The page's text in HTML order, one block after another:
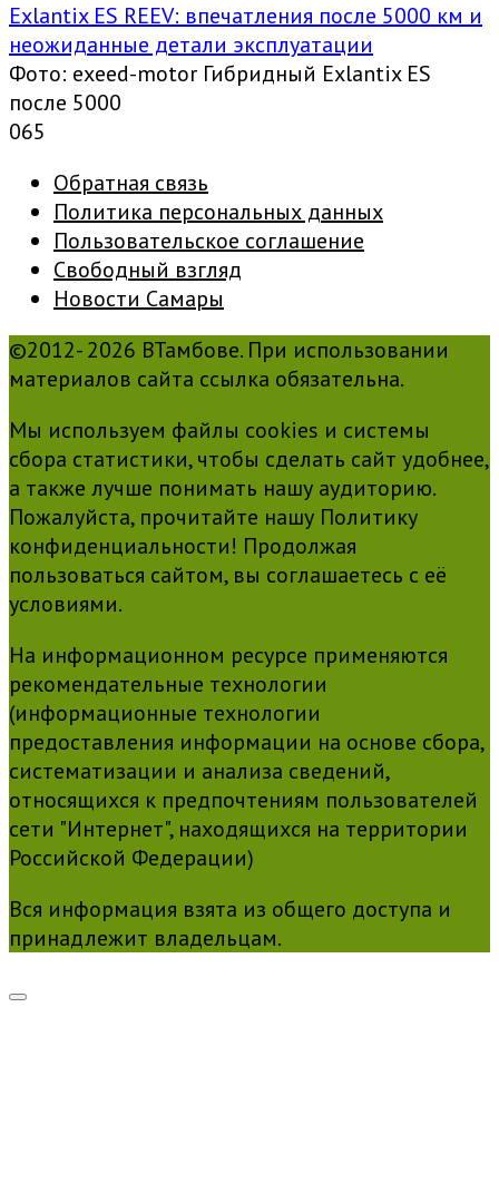
Exlantix ES REEV: впечатления после 5000 км и
неожиданные детали эксплуатации
Фото: exeed-motor Гибридный Exlantix ES
после 5000
065
Обратная связь
Политика персональных данных
Пользовательское соглашение
Свободный взгляд
Новости Самары
©2012- 2026 ВТамбове. При использовании
материалов сайта ссылка обязательна.
Мы используем файлы cookies и системы
сбора статистики, чтобы сделать сайт удобнее,
а также лучше понимать нашу аудиторию.
Пожалуйста, прочитайте нашу Политику
конфиденциальности! Продолжая
пользоваться сайтом, вы соглашаетесь с её
условиями.
На информационном ресурсе применяются
рекомендательные технологии
(информационные технологии
предоставления информации на основе сбора,
систематизации и анализа сведений,
относящихся к предпочтениям пользователей
сети "Интернет", находящихся на территории
Российской Федерации)
Вся информация взята из общего доступа и
принадлежит владельцам.